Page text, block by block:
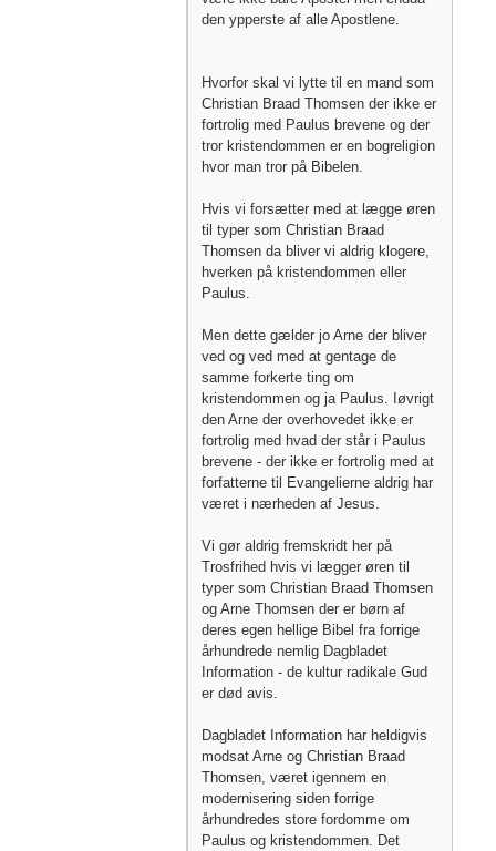
den ypperste af alle Apostlene.
Hvorfor skal vi lytte til en mand som
Christian Braad Thomsen der ikke er
fortrolig med Paulus brevene og der
tror kristendommen er en bogreligion
hvor man tror på Bibelen.
Hvis vi forsætter med at lægge øren
til typer som Christian Braad
Thomsen da bliver vi aldrig klogere,
hverken på kristendommen eller
Paulus.
Men dette gælder jo Arne der bliver
ved og ved med at gentage de
samme forkerte ting om
kristendommen og ja Paulus. Iøvrigt
den Arne der overhovedet ikke er
fortrolig med hvad der står i Paulus
brevene - der ikke er fortrolig med at
forfatterne til Evangelierne aldrig har
været i nærheden af Jesus.
Vi gør aldrig fremskridt her på
Trosfrihed hvis vi lægger øren til
typer som Christian Braad Thomsen
og Arne Thomsen der er børn af
deres egen hellige Bibel fra forrige
århundrede nemlig Dagbladet
Information - de kultur radikale Gud
er død avis.
Dagbladet Information har heldigvis
modsat Arne og Christian Braad
Thomsen, været igennem en
modernisering siden forrige
århundredes store fordomme om
Paulus og kristendommen. Det